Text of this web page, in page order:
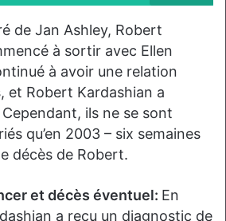
de Jan Ashley, Robert
à sortir avec Ellen
à avoir une relation
et Robert Kardashian a
ils ne se sont
qu’en 2003 – six semaines
décès de Robert.
et décès éventuel: En
a reçu un diagnostic de